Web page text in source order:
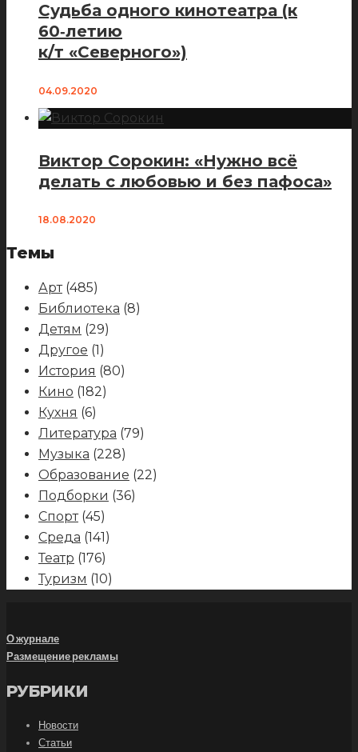
Судьба одного кинотеатра (к
60‑летию
к/т «Северного»)
04.09.2020
Виктор Сорокин: «Нужно всё
делать с любовью и без пафоса»
18.08.2020
Темы
Арт(485)
Библиотека (8)
Детям (29)
Другое (1)
История (80)
Кино (182)
Кухня (6)
Литература (79)
Музыка (228)
Образование (22)
Подборки (36)
Спорт(45)
Среда (141)
Театр (176)
Туризм (10)
О журнале
Размещение рекламы
РУБРИКИ
Новости
Статьи